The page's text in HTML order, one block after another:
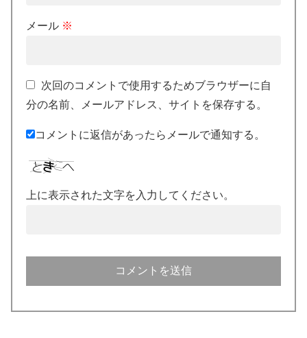
メール ※
次回のコメントで使用するためブラウザーに自
分の名前、メールアドレス、サイトを保存する。
コメントに返信があったらメールで通知する。
上に表示された文字を入力してください。